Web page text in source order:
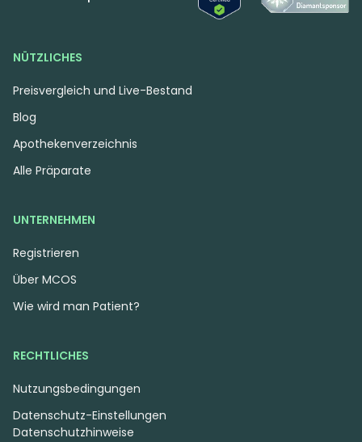
NÜTZLICHES
Preisvergleich und Live-Bestand
Blog
Apothekenverzeichnis
Alle Präparate
UNTERNEHMEN
Registrieren
Über MCOS
Wie wird man Patient?
RECHTLICHES
Nutzungsbedingungen
Datenschutzhinweise
Datenschutz-Einstellungen